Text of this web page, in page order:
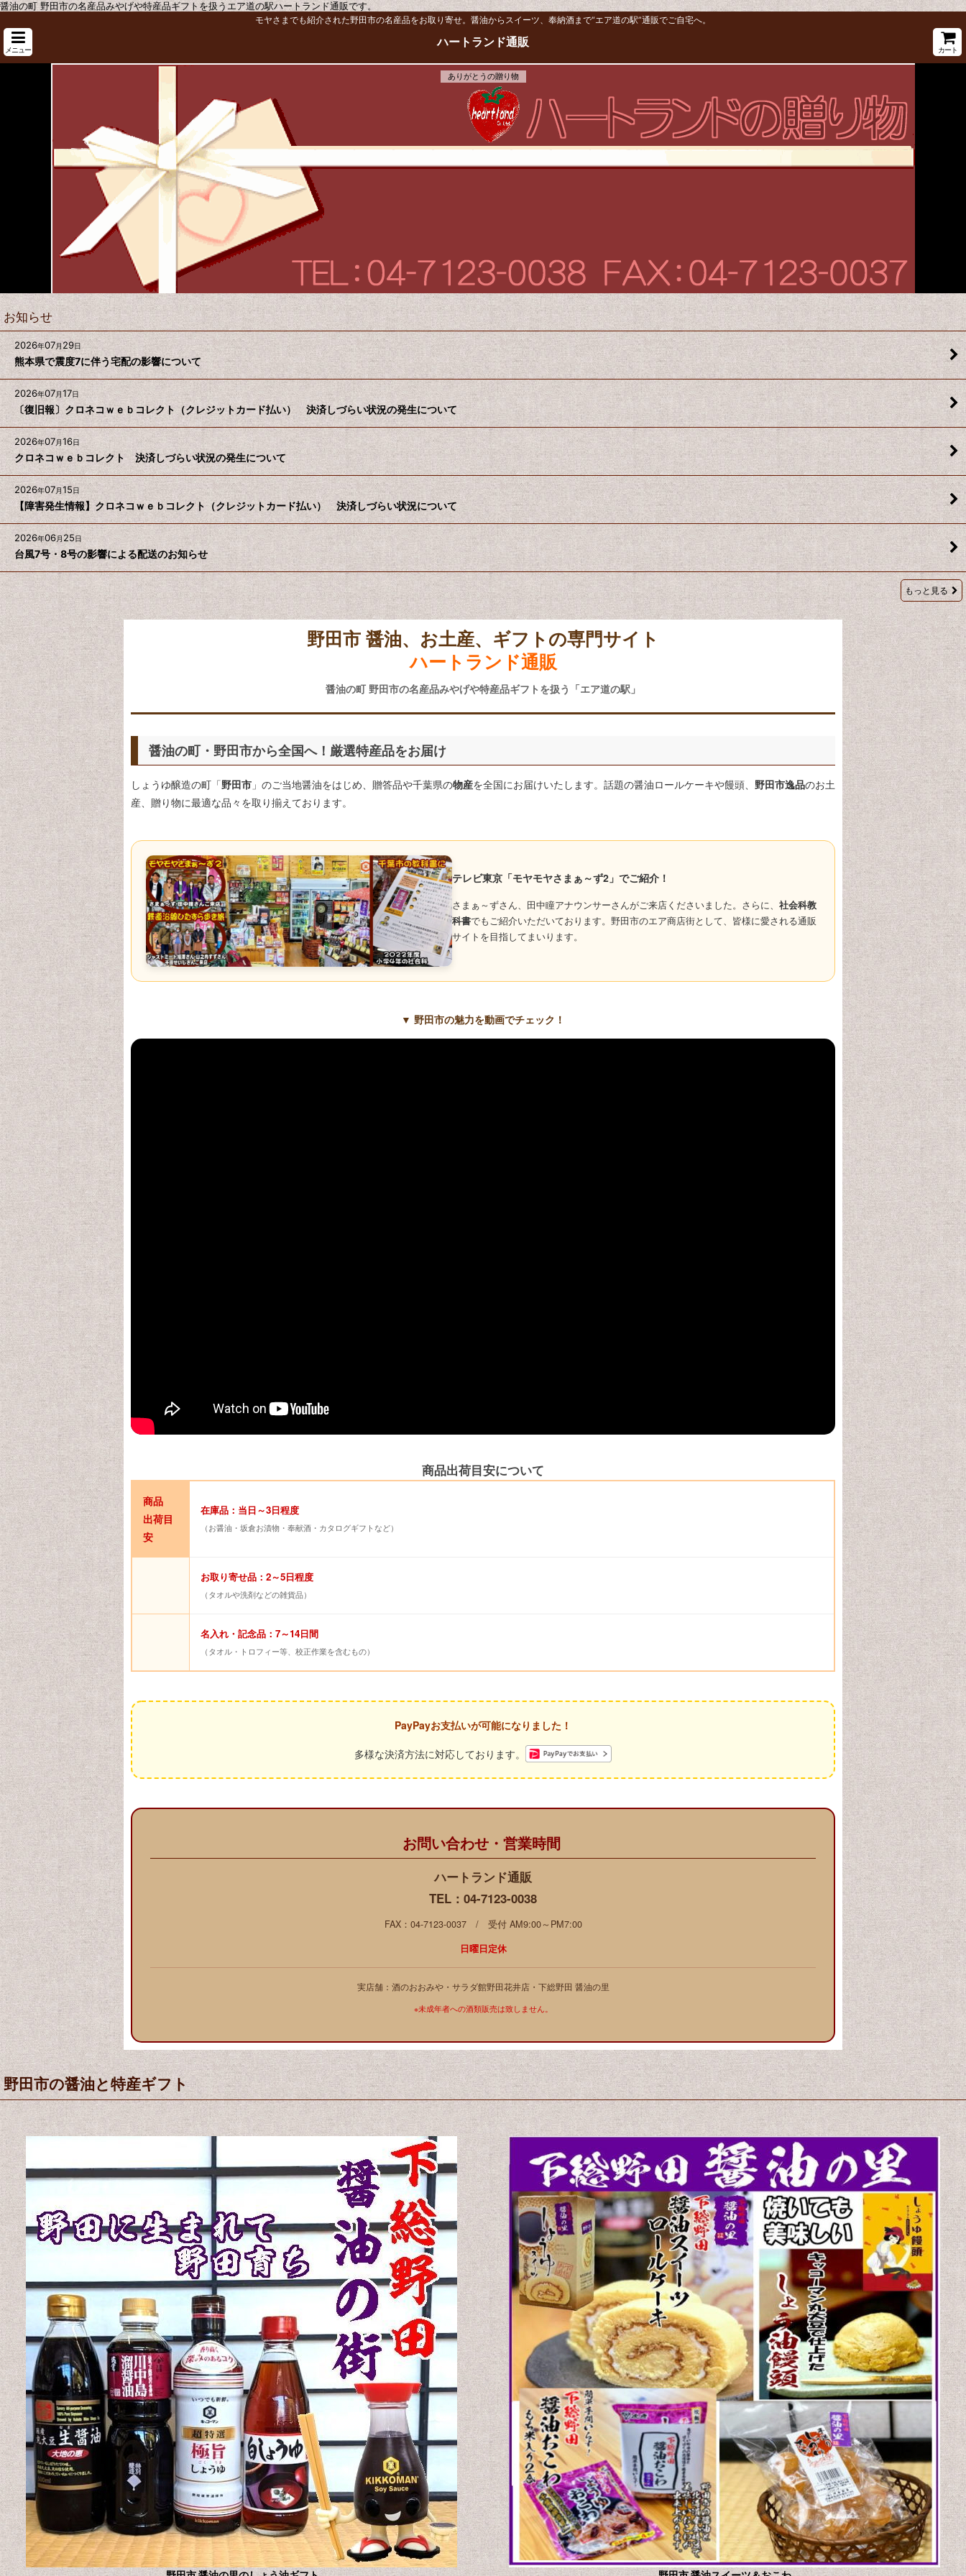
醤油の町 野田市の名産品みやげや特産品ギフトを扱うエア道の駅ハートランド通販です。
モヤさまでも紹介された野田市の名産品をお取り寄せ。醤油からスイーツ、奉納酒まで“エア道の駅”通販でご自宅へ。
メニュー
ハートランド通販
カート
ありがとうの贈り物
お知らせ
2026年07月29日
熊本県で震度7に伴う宅配の影響について
2026年07月17日
〔復旧報〕クロネコｗｅｂコレクト（クレジットカード払い） 決済しづらい状況の発生について
2026年07月16日
クロネコｗｅｂコレクト 決済しづらい状況の発生について
2026年07月15日
【障害発生情報】クロネコｗｅｂコレクト（クレジットカード払い） 決済しづらい状況について
2026年06月25日
台風7号・8号の影響による配送のお知らせ
もっと見る
野田市 醤油、お土産、ギフトの専門サイト
ハートランド通販
醤油の町 野田市の名産品みやげや特産品ギフトを扱う「エア道の駅」
醤油の町・野田市から全国へ！厳選特産品をお届け
しょうゆ醸造の町「野田市 」のご当地醤油をはじめ、贈答品や千葉県の物産を全国にお届けいたします。話題の醤油ロールケーキや饅頭、 野田市逸品のお土
産、贈り物に最適な品々を取り揃えております。
テレビ東京「モヤモヤさまぁ～ず2」でご紹介！
さまぁ～ずさん、田中瞳アナウンサーさんがご来店くださいました。さらに、社会科教
科書でもご紹介いただいております。野田市のエア商店街として、皆様に愛される通販
サイトを目指してまいります。
▼ 野田市の魅力を動画でチェック！
商品出荷目安について
商品
出荷目
安
在庫品：当日～3日程度
（お醤油・坂倉お漬物・奉献酒・カタログギフトなど）
お取り寄せ品：2～5日程度
（タオルや洗剤などの雑貨品）
名入れ・記念品：7～14日間
（タオル・トロフィー等、校正作業を含むもの）
PayPayお支払いが可能になりました！
多様な決済方法に対応しております。
お問い合わせ・営業時間
ハートランド通販
TEL： 04-7123-0038
FAX：04-7123-0037 / 受付 AM9:00～PM7:00
日曜日定休
実店舗：酒のおおみや・サラダ館野田花井店・下総野田 醤油の里
※未成年者への酒類販売は致しません。
野田市の醤油と特産ギフト